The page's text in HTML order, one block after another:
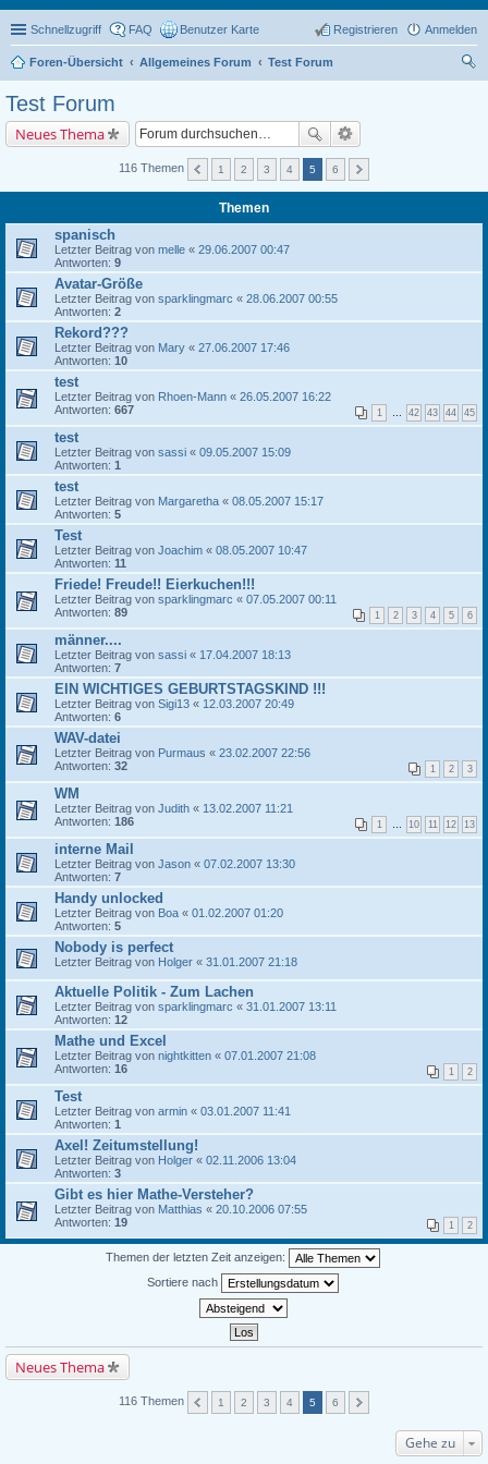
Schnellzugriff FAQ Benutzer Karte Anmelden
Registrieren
Foren-Übersicht Allgemeines Forum
Test Forum
Test Forum
Neues Thema
116 Themen 1 2 3 4 5 6
Themen
spanisch
Letzter Beitrag von melle « 29.06.2007 00:47
Antworten: 9
Avatar-Größe
Letzter Beitrag von sparklingmarc « 28.06.2007 00:55
Antworten: 2
Rekord???
Letzter Beitrag von Mary « 27.06.2007 17:46
Antworten: 10
test
Letzter Beitrag von Rhoen-Mann « 26.05.2007 16:22
Antworten: 667 1 … 42 43 44 45
test
Letzter Beitrag von sassi « 09.05.2007 15:09
Antworten: 1
test
Letzter Beitrag von Margaretha « 08.05.2007 15:17
Antworten: 5
Test
Letzter Beitrag von Joachim « 08.05.2007 10:47
Antworten: 11
Friede! Freude!! Eierkuchen!!!
Letzter Beitrag von sparklingmarc « 07.05.2007 00:11
Antworten: 89 1 2 3 4 5 6
männer....
Letzter Beitrag von sassi « 17.04.2007 18:13
Antworten: 7
EIN WICHTIGES GEBURTSTAGSKIND !!!
Letzter Beitrag von Sigi13 « 12.03.2007 20:49
Antworten: 6
WAV-datei
Letzter Beitrag von Purmaus « 23.02.2007 22:56
Antworten: 32 1 2 3
WM
Letzter Beitrag von Judith « 13.02.2007 11:21
Antworten: 186 1 … 10 11 12 13
interne Mail
Letzter Beitrag von Jason « 07.02.2007 13:30
Antworten: 7
Handy unlocked
Letzter Beitrag von Boa « 01.02.2007 01:20
Antworten: 5
Nobody is perfect
Letzter Beitrag von Holger « 31.01.2007 21:18
Aktuelle Politik - Zum Lachen
Letzter Beitrag von sparklingmarc « 31.01.2007 13:11
Antworten: 12
Mathe und Excel
Letzter Beitrag von nightkitten « 07.01.2007 21:08
Antworten: 16 1 2
Test
Letzter Beitrag von armin « 03.01.2007 11:41
Antworten: 1
Axel! Zeitumstellung!
Letzter Beitrag von Holger « 02.11.2006 13:04
Antworten: 3
Gibt es hier Mathe-Versteher?
Letzter Beitrag von Matthias « 20.10.2006 07:55
Antworten: 19 1 2
Themen der letzten Zeit anzeigen:
Sortiere nach
Neues Thema
116 Themen 1 2 3 4 5 6
Gehe zu